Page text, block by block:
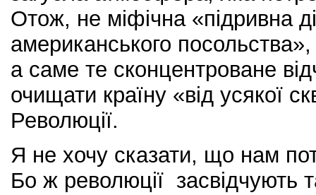
Отож, не міфічна «підривна
американського посольства»,
а саме те сконцентроване
очищати країну «від усякої
Революції.
Я не хочу сказати, що нам
Бо ж революції засвідчують